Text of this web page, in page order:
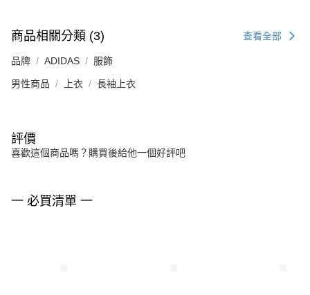
商品相關分類 (3) 查看全部
品牌 ADIDAS 服飾
男性商品 上衣 長袖上衣
評價
喜歡這個商品嗎？購買後給他一個好評吧
一 必買清單 一